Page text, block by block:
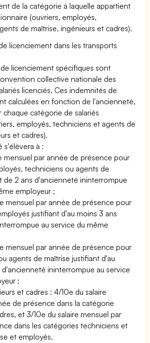
de la catégorie à laquelle appartient
(ouvriers, employés,
de maîtrise, ingénieurs et cadres).
licenciement dans les transports
licenciement spécifiques sont
collective nationale des
licenciés. Ces indemnités de
calculées en fonction de l'ancienneté,
catégorie de salariés
employés, techniciens et agents de
et cadres).
s'élèvera à :
mensuel par année de présence pour
techniciens ou agents de
de 2 ans d'ancienneté ininterrompue
employeur ;
mensuel par année de présence pour
justifiant d'au moins 3 ans
au service du même
mensuel par année de présence pour
agents de maîtrise justifiant d'au
ininterrompue au service
;
et cadres : 4/10e du salaire
de présence dans la catégorie
et 3/10e du salaire mensuel par
dans les catégories techniciens et
et employés.